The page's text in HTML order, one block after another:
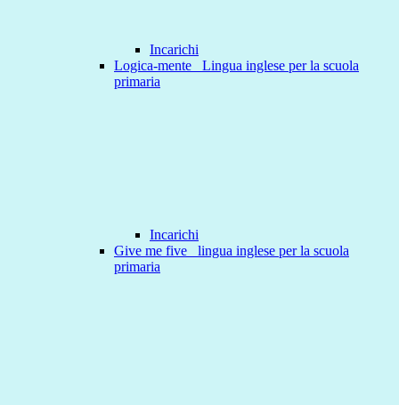
Incarichi
Logica-mente _Lingua inglese per la scuola
primaria
Incarichi
Give me five _lingua inglese per la scuola
primaria